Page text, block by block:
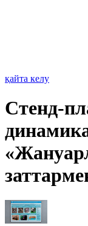
қайта келу
Стенд-